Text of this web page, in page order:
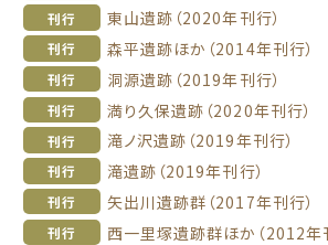
刊行 東山遺跡（2020年刊行）
刊行 森平遺跡ほか（2014年刊行）
刊行 洞源遺跡（2019年刊行）
刊行 満り久保遺跡（2020年刊行）
刊行 滝ノ沢遺跡（2019年刊行）
刊行 滝遺跡（2019年刊行）
刊行 矢出川遺跡群（2017年刊行）
刊行 西一里塚遺跡群ほか（2012年